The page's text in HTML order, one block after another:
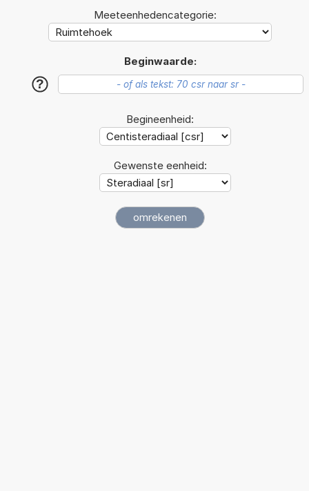
Meeteenhedencategorie:
Beginwaarde:
?
Begineenheid:
Gewenste eenheid: